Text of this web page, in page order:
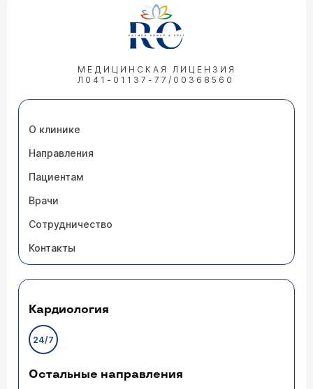
МЕДИЦИНСКАЯ ЛИЦЕНЗИЯ
Л041-01137-77/00368560
О клинике
Направления
Пациентам
Врачи
Сотрудничество
Контакты
Кардиология
24/7
Остальные направления